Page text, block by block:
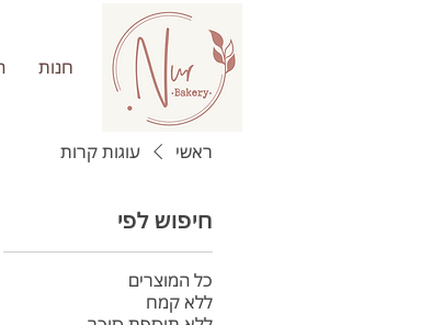
חנות
ראשי עוגות קרות
חיפוש לפי
כל המוצרים
ללא קמח